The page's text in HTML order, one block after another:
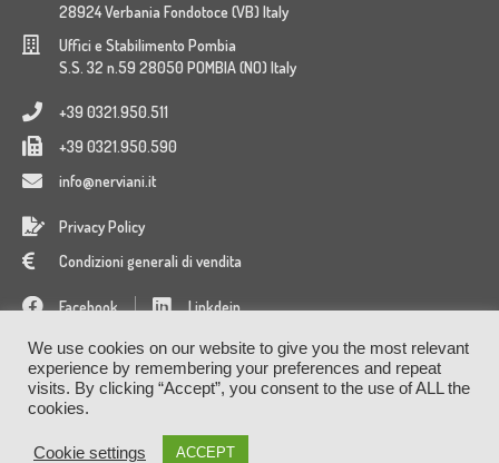
28924 Verbania Fondotoce (VB) Italy
Uffici e Stabilimento Pombia
S.S. 32 n.59 28050 POMBIA (NO) Italy
+39 0321.950.511
+39 0321.950.590
info@nerviani.it
Privacy Policy
Condizioni generali di vendita
Facebook Linkdein
CCIAA REA VB-85543 - V.A.T. IT00229670039 - Capitale
We use cookies on our website to give you the most relevant
experience by remembering your preferences and repeat
visits. By clicking “Accept”, you consent to the use of ALL the
cookies.
Cookie settings ACCEPT